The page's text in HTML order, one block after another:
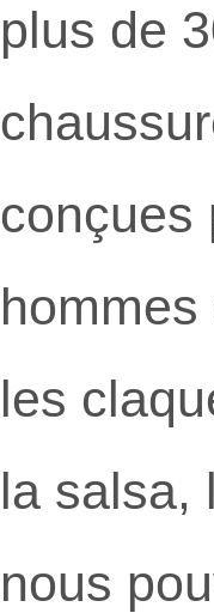
plus de
conçues
les
la salsa,
nous